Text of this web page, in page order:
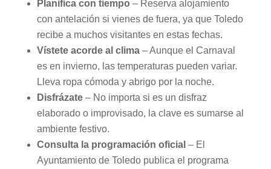
Planifica con tiempo – Reserva alojamiento
con antelación si vienes de fuera, ya que Toledo
recibe a muchos visitantes en estas fechas.
Vístete acorde al clima– Aunque el Carnaval
es en invierno, las temperaturas pueden variar.
Lleva ropa cómoda y abrigo por la noche.
Disfrázate– No importa si es un disfraz
elaborado o improvisado, la clave es sumarse al
ambiente festivo.
Consulta la programación oficial – El
Ayuntamiento de Toledo publica el programa